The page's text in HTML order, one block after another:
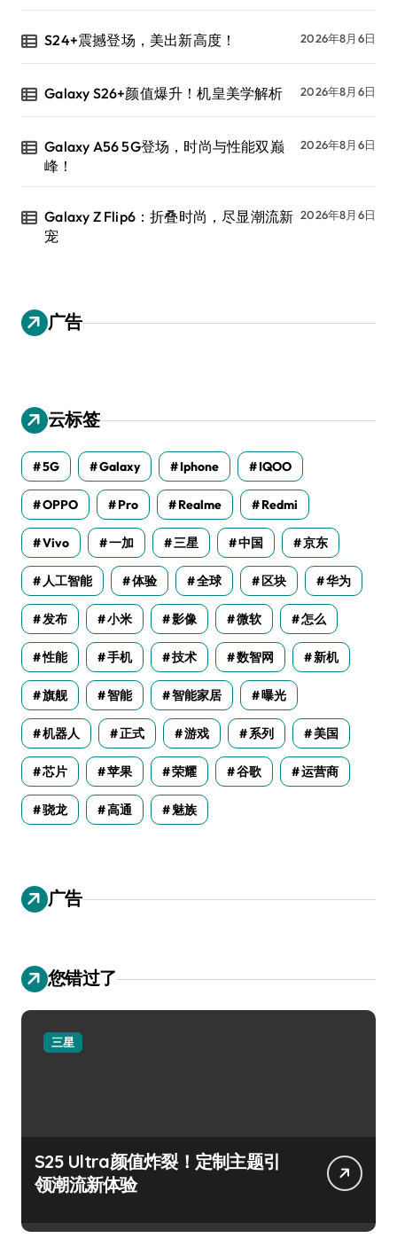
S24+震撼登场，美出新高度！ 2026年8月6日
Galaxy S26+颜值爆升！机皇美学解析 2026年8月6日
Galaxy A56 5G登场，时尚与性能双巅
峰！
2026年8月6日
Galaxy Z Flip6：折叠时尚，尽显潮流新
宠
2026年8月6日
广告
云标签
5G Galaxy Iphone IQOO
OPPO Pro Realme Redmi
Vivo 一加 三星 中国 京东
人工智能 体验 全球 区块 华为
发布 小米 影像 微软 怎么
性能 手机 技术 数智网 新机
旗舰 智能 智能家居 曝光
机器人 正式 游戏 系列 美国
芯片 苹果 荣耀 谷歌 运营商
骁龙 高通 魅族
广告
您错过了
三星
S25 Ultra颜值炸裂！定制主题引
领潮流新体验